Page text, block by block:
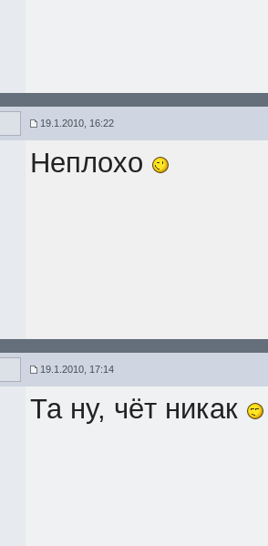
19.1.2010, 16:22
Неплохо
19.1.2010, 17:14
Та ну, чёт никак